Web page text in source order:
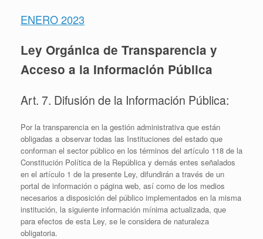
ENERO 2023
Ley Orgánica de Transparencia y
Acceso a la Información Pública
Art. 7. Difusión de la Información Pública:
Por la transparencia en la gestión administrativa que están
obligadas a observar todas las Instituciones del estado que
conforman el sector público en los términos del artículo 118 de la
Constitución Política de la República y demás entes señalados
en el artículo 1 de la presente Ley, difundirán a través de un
portal de información o página web, así como de los medios
necesarios a disposición del público implementados en la misma
institución, la siguiente información mínima actualizada, que
para efectos de esta Ley, se le considera de naturaleza
obligatoria.